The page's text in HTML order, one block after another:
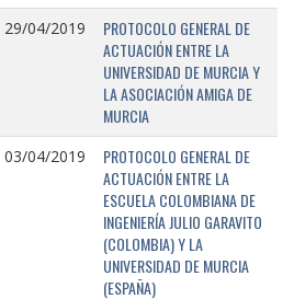
29/04/2019
PROTOCOLO GENERAL DE
ACTUACIÓN ENTRE LA
UNIVERSIDAD DE MURCIA Y
LA ASOCIACIÓN AMIGA DE
MURCIA
03/04/2019
PROTOCOLO GENERAL DE
ACTUACIÓN ENTRE LA
ESCUELA COLOMBIANA DE
INGENIERÍA JULIO GARAVITO
(COLOMBIA) Y LA
UNIVERSIDAD DE MURCIA
(ESPAÑA)